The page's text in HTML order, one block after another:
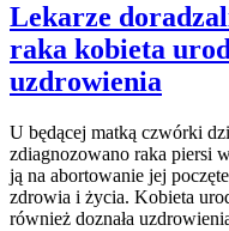
Lekarze
raka kobieta
uzdrowienia
U będącej matką czwórki
zdiagnozowano raka piersi
ją na abortowanie jej
zdrowia i życia. Kobieta
również doznała